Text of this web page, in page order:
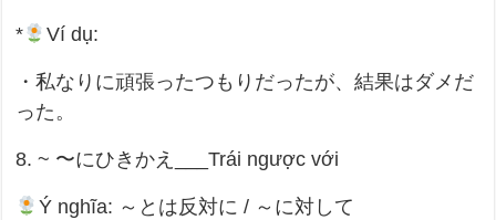
* Ví dụ:
・私なりに頑張ったつもりだったが、結果はダメだ
った。
8. ~ 〜にひきかえ___Trái ngược với
Ý nghĩa: ～とは反対に / ～に対して